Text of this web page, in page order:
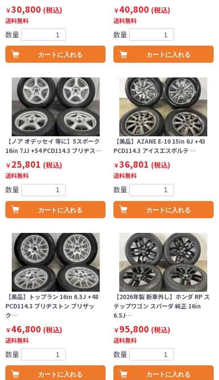
￥30,800 (税込)
送料無料
数量
カートに入れる
￥40,800 (税込)
送料無料
数量
カートに入れる
【ノア オデッセイ 等に】5スポーク
16in 7JJ +54 PCD114.3 ブリヂス…
￥25,801 (税込)
送料無料
数量
カートに入れる
【美品】AZANE E-10 15in 6J +43
PCD114.3 アイスエスポルテ …
￥36,801 (税込)
送料無料
数量
カートに入れる
【美品】トップラン 16in 6.5J +48
PCD114.3 ブリヂストン ブリザッ
ク…
￥46,800 (税込)
送料無料
数量
カートに入れる
【2026年製 新車外し】ホンダ RP ス
テップワゴン スパーダ 純正 16in
6.5J…
￥95,800 (税込)
送料無料
数量
カートに入れる